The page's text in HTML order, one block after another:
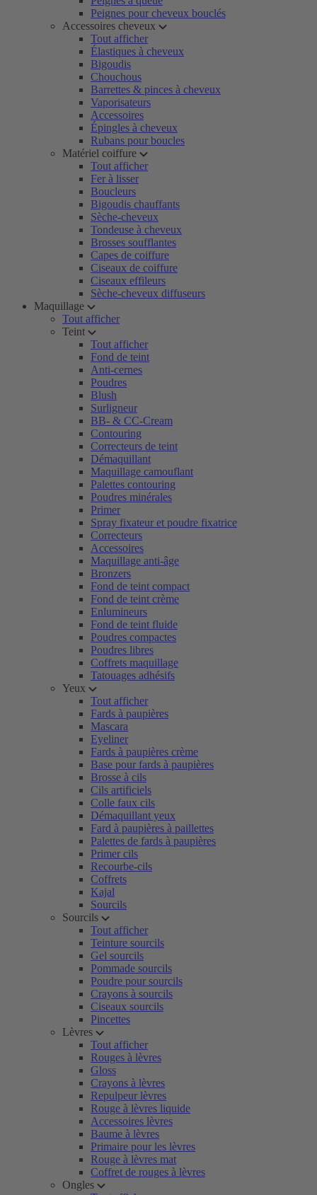
Peignes pour cheveux bouclés
Accessoires cheveux
Tout afficher
Élastiques à cheveux
Bigoudis
Chouchous
Barrettes & pinces à cheveux
Vaporisateurs
Accessoires
Épingles à cheveux
Rubans pour boucles
Matériel coiffure
Tout afficher
Fer à lisser
Boucleurs
Bigoudis chauffants
Sèche-cheveux
Tondeuse à cheveux
Brosses soufflantes
Capes de coiffure
Ciseaux de coiffure
Ciseaux effileurs
Sèche-cheveux diffuseurs
Maquillage
Tout afficher
Teint
Tout afficher
Fond de teint
Anti-cernes
Poudres
Blush
Surligneur
BB- & CC-Cream
Contouring
Correcteurs de teint
Démaquillant
Maquillage camouflant
Palettes contouring
Poudres minérales
Primer
Spray fixateur et poudre fixatrice
Correcteurs
Accessoires
Maquillage anti-âge
Bronzers
Fond de teint compact
Fond de teint crème
Enlumineurs
Fond de teint fluide
Poudres compactes
Poudres libres
Coffrets maquillage
Tatouages adhésifs
Yeux
Tout afficher
Fards à paupières
Mascara
Eyeliner
Fards à paupières crème
Base pour fards à paupières
Brosse à cils
Cils artificiels
Colle faux cils
Démaquillant yeux
Fard à paupières à paillettes
Palettes de fards à paupières
Primer cils
Recourbe-cils
Coffrets
Kajal
Sourcils
Sourcils
Tout afficher
Teinture sourcils
Gel sourcils
Pommade sourcils
Poudre pour sourcils
Crayons à sourcils
Ciseaux sourcils
Pincettes
Lèvres
Tout afficher
Rouges à lèvres
Gloss
Crayons à lèvres
Repulpeur lèvres
Rouge à lèvres liquide
Accessoires lèvres
Baume à lèvres
Primaire pour les lèvres
Rouge à lèvres mat
Coffret de rouges à lèvres
Ongles